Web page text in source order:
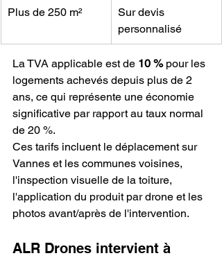
Plus de 250 m²
Sur devis
personnalisé
La TVA applicable est de 10 % pour les
logements achevés depuis plus de 2
ans, ce qui représente une économie
significative par rapport au taux normal
de 20 %.
Ces tarifs incluent le déplacement sur
Vannes et les communes voisines,
l'inspection visuelle de la toiture,
l'application du produit par drone et les
photos avant/après de l'intervention.
ALR Drones intervient à